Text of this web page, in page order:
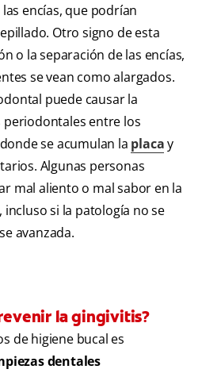
encías, que podrían
Otro signo de esta
o la separación de las encías,
se vean como alargados.
puede causar la
entre los
se acumulan la placay
Algunas personas
mal aliento o mal sabor en la
incluso si la patología no se
avanzada.
la gingivitis?
de higiene bucal es
dentales